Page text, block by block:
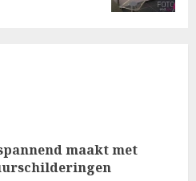
maakt met